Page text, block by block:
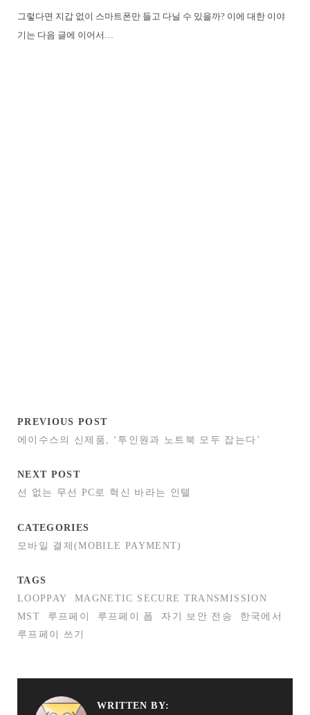
그렇다면 지갑 없이 스마트폰만 들고 다닐 수 있을까? 이에 대한 이야
기는 다음 글에 이어서…
PREVIOUS POST
에이수스의 신제품, ‘투인원과 노트북 모두 잡는다’
NEXT POST
선 없는 무선 PC로 혁신 바라는 인텔
CATEGORIES
모바일 결제(MOBILE PAYMENT)
TAGS
LOOPPAY
MAGNETIC SECURE TRANSMISSION
MST
루프페이 루프페이 폽 자기 보안 전송
한국에서
루프페이 쓰기
WRITTEN BY: